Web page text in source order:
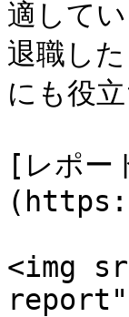
適して
退職し
にも役立
[レポー
<img